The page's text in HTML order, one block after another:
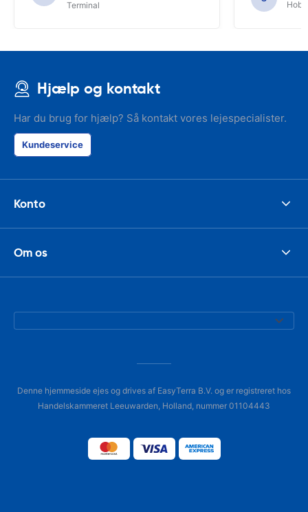
Terminal
Hjælp og kontakt
Har du brug for hjælp? Så kontakt vores lejespecialister.
Kundeservice
Konto
Om os
Denne hjemmeside ejes og drives af EasyTerra B.V. og er registreret hos
Handelskammeret Leeuwarden, Holland, nummer 01104443